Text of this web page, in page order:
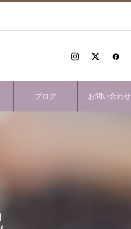
ブログ お問い合わせ